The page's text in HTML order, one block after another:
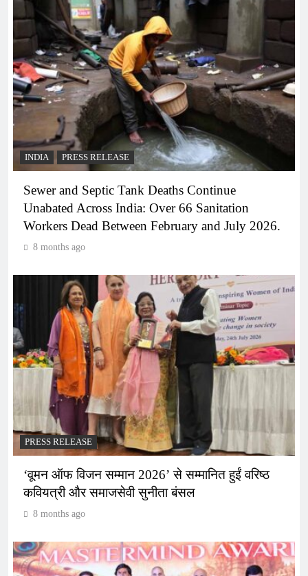
INDIA PRESS RELEASE
Sewer and Septic Tank Deaths Continue
Unabated Across India: Over 66 Sanitation
Workers Dead Between February and July 2026.
8 months ago
PRESS RELEASE
‘वूमन ऑफ विजन सम्मान 2026’ से सम्मानित हुईं वरिष्ठ
कवियत्री और समाजसेवी सुनीता बंसल
8 months ago